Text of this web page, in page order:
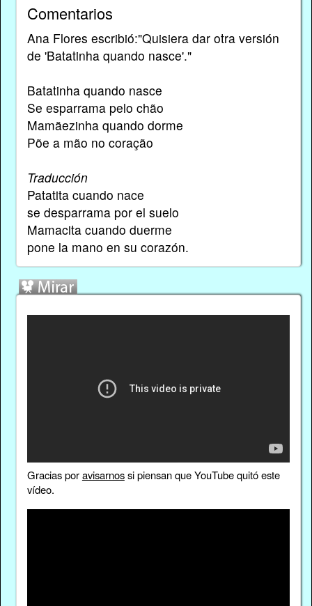
Comentarios
Ana Flores escribió:"Quisiera dar otra versión
de 'Batatinha quando nasce'."
Batatinha quando nasce
Se esparrama pelo chão
Mamãezinha quando dorme
Põe a mão no coração
Traducción
Patatita cuando nace
se desparrama por el suelo
Mamacita cuando duerme
pone la mano en su corazón.
Gracias poravisarnossi piensan que YouTube quitó este
vídeo.